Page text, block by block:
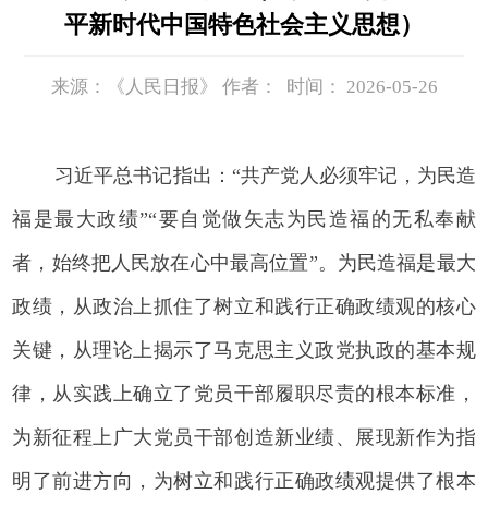
平新时代中国特色社会主义思想）
来源：《人民日报》 作者： 时间： 2026-05-26
习近平总书记指出：“共产党人必须牢记，为民造
福是最大政绩”“要自觉做矢志为民造福的无私奉献
者，始终把人民放在心中最高位置”。为民造福是最大
政绩，从政治上抓住了树立和践行正确政绩观的核心
关键，从理论上揭示了马克思主义政党执政的基本规
律，从实践上确立了党员干部履职尽责的根本标准，
为新征程上广大党员干部创造新业绩、展现新作为指
明了前进方向，为树立和践行正确政绩观提供了根本